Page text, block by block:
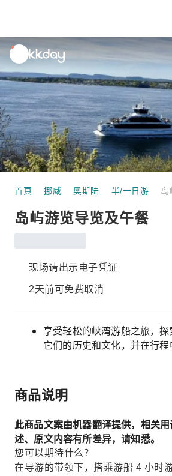
unread
notifications
首頁 挪威 奥斯陆 半/一日游 岛
岛屿游览导览及午餐
现场请出示电子凭证
2天前可免费取消
享受轻松的峡湾游船之旅，
它们的历史和文化，并在行程
商品说明
此商品文案由机器翻译提供，相关
述、原文内容有所差异，请知悉。
您可以期待什么？
在导游的带领下，搭乘游船 4 小时